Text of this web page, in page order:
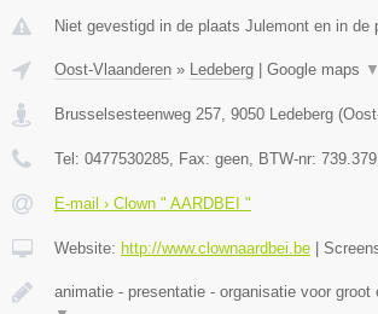
Niet gevestigd in de plaats Julemont en in de
Oost-Vlaanderen » Ledeberg | Google maps ▼
Brusselsesteenweg 257 9050 Ledeberg (
Tel: 0477530285 , Fax: geen , BTW-nr:
E-mail › Clown " AARDBEI "
Website: http://www.clownaardbei.be |
animatie - presentatie - organisatie voor groot